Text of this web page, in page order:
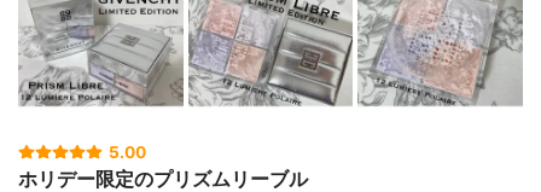
5.00
ホリデー限定のプリズムリーブル